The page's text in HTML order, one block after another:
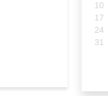
10
17
24
31